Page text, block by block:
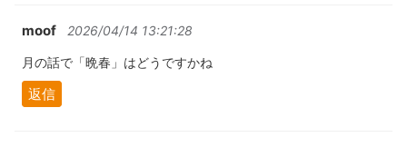
moof 2026/04/14 13:21:28
月の話で「晩春」はどうですかね
返信